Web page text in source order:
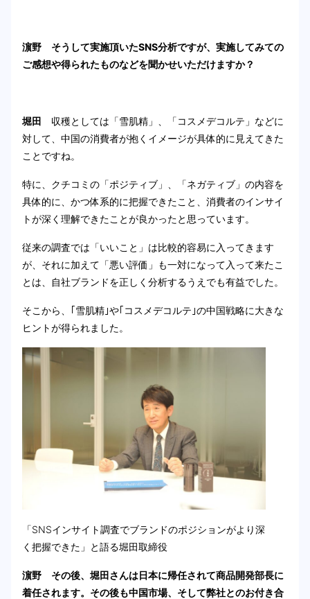
濵野 そうして実施頂いたSNS分析ですが、実施してみての
ご感想や得られたものなどを聞かせいただけますか？
堀田 収穫としては「雪肌精」、「コスメデコルテ」などに
対して、中国の消費者が抱くイメージが具体的に見えてきた
ことですね。
特に、クチコミの「ポジティブ」、「ネガティブ」の内容を
具体的に、かつ体系的に把握できたこと、消費者のインサイ
トが深く理解できたことが良かったと思っています。
従来の調査では「いいこと」は比較的容易に入ってきます
が、それに加えて「悪い評価」も一対になって入って来たこ
とは、自社ブランドを正しく分析するうえでも有益でした。
そこから、｢雪肌精｣や｢コスメデコルテ｣の中国戦略に大きな
ヒントが得られました。
「SNSインサイト調査でブランドのポジションがより深
く把握できた」と語る堀田取締役
濵野 その後、堀田さんは日本に帰任されて商品開発部長に
着任されます。その後も中国市場、そして弊社とのお付き合